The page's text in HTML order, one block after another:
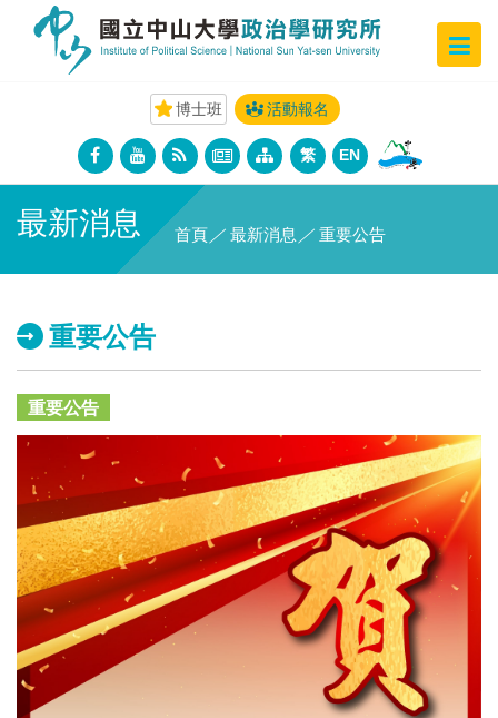
博士班 活動報名
繁 EN
最新消息 首頁 ／ 最新消息 ／ 重要公告
重要公告
重要公告